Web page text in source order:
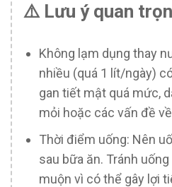
⚠️ Lưu ý quan
Không lạm dụng thay
nhiều (quá 1 lít/ngày)
gan tiết mật quá mức,
mỏi hoặc các vấn đề
Thời điểm uống: Nên
sau bữa ăn. Tránh
muộn vì có thể gây lợi